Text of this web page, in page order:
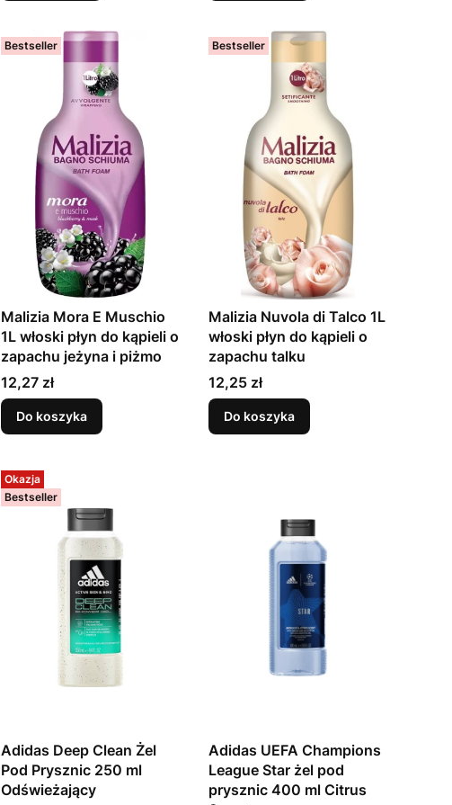
Bestseller
Malizia Mora E Muschio
1L włoski płyn do kąpieli o
zapachu jeżyna i piżmo
Cena
12,27 zł
Do koszyka
Bestseller
Malizia Nuvola di Talco 1L
włoski płyn do kąpieli o
zapachu talku
Cena
12,25 zł
Do koszyka
Okazja
Bestseller
Adidas Deep Clean Żel
Pod Prysznic 250 ml
Odświeżający
Adidas UEFA Champions
League Star żel pod
prysznic 400 ml Citrus